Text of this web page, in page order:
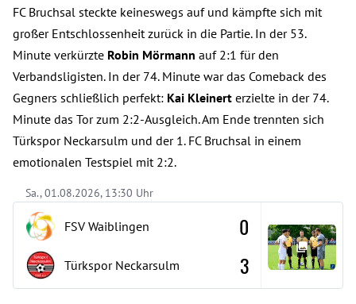
FC Bruchsal steckte keineswegs auf und kämpfte sich mit
großer Entschlossenheit zurück in die Partie. In der 53.
Minute verkürzte Robin Mörmann auf 2:1 für den
Verbandsligisten. In der 74. Minute war das Comeback des
Gegners schließlich perfekt: Kai Kleinert erzielte in der 74.
Minute das Tor zum 2:2-Ausgleich. Am Ende trennten sich
Türkspor Neckarsulm und der 1. FC Bruchsal in einem
emotionalen Testspiel mit 2:2.
Sa., 01.08.2026, 13:30 Uhr
FSV Waiblingen
Türkspor Neckarsulm
0
3